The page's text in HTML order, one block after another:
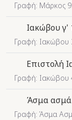
Γραφή: Μάρκος
Ιακώβου γ'
Γραφή: Ιακώβου
Επιστολή
Γραφή: Ιακώβου
Άσμα
Γραφή: Άσμα